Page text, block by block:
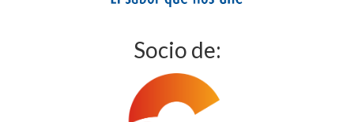
Socio de: